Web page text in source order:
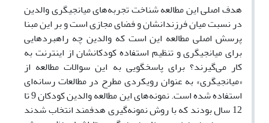
هدف اصلی این مطالعه شناخت تجربه‌های میانجیگری والدین
در نسبت میان فرزندانشان و فضای مجازی است و بر این مبنا
پرسش‌ اصلی مطالعه این است که والدین چه راهبرد‌هایی
برای میانجیگری و تنظیم استفاده کودکانشان از اینترنت به
کار می‌گیرند؟ برای پاسخگویی به این سوالات مطالعه از
«میانجیگری» به عنوان رویکردی مطرح در مطالعات رسانه‌ای
استفاده شده است. نمونه‌های این مطالعه والدین کودکان 9 تا
12 سال بودند که با روش نمونه‌گیری هدفمند انتخاب شدند